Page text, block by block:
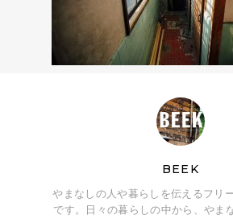
BEEK
やまなしの人や暮らしを伝えるフリ
です。日々の暮らしの中から、やま